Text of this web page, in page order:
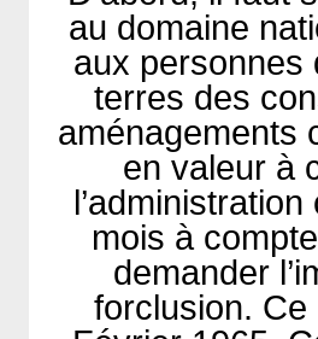
au domaine
aux personnes
terres des
aménagements
en valeur à
mois à
demander
forclusion.